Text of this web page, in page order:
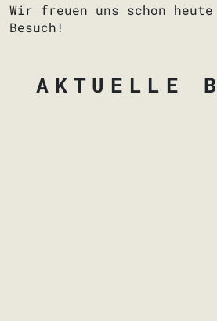
Wir freuen uns schon
Besuch!
AKTUELLE